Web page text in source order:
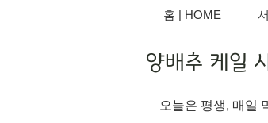
홈 | HOME
양배추 케일
오늘은 평생, 매일